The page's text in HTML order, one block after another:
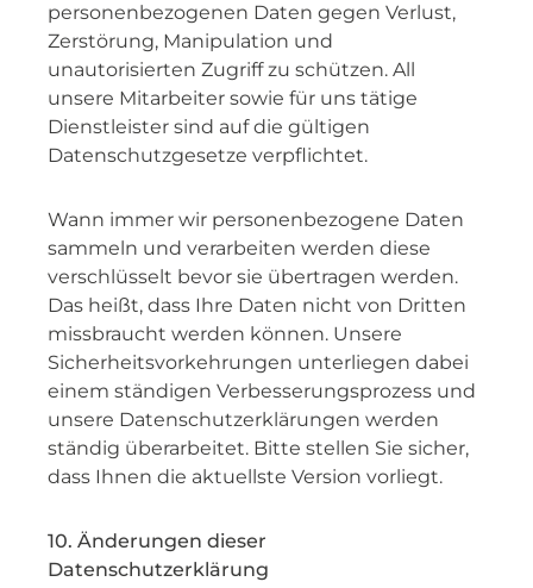
personenbezogenen Daten gegen Verlust,
Zerstörung, Manipulation und
unautorisierten Zugriff zu schützen. All
unsere Mitarbeiter sowie für uns tätige
Dienstleister sind auf die gültigen
Datenschutzgesetze verpflichtet.
Wann immer wir personenbezogene Daten
sammeln und verarbeiten werden diese
verschlüsselt bevor sie übertragen werden.
Das heißt, dass Ihre Daten nicht von Dritten
missbraucht werden können. Unsere
Sicherheitsvorkehrungen unterliegen dabei
einem ständigen Verbesserungsprozess und
unsere Datenschutzerklärungen werden
ständig überarbeitet. Bitte stellen Sie sicher,
dass Ihnen die aktuellste Version vorliegt.
10. Änderungen dieser
Datenschutzerklärung